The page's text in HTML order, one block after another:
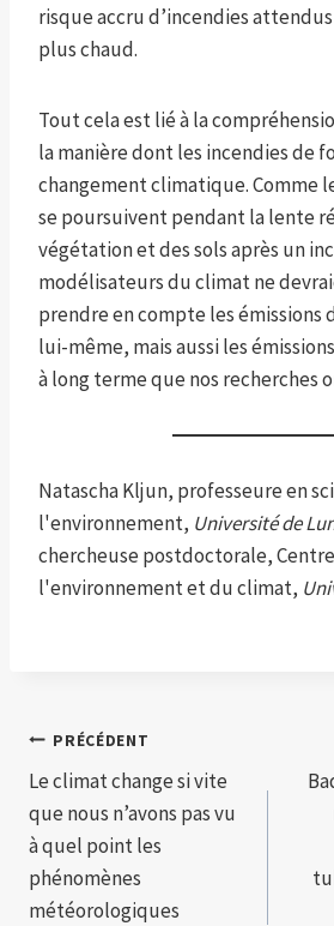
risque accru d’incendies
plus chaud.
Tout cela est lié à la
la manière dont les incendies de
changement climatique. Comme
se poursuivent pendant la lente
végétation et des sols après un
modélisateurs du climat ne
prendre en compte les émissions
lui-même, mais aussi les
à long terme que nos recherches
Natascha Kljun, professeure en
l'environnement, Université de
chercheuse postdoctorale,
l'environnement et du climat,
Navigation
de
l’article
PRÉCÉDENT
Le climat change si vite
que nous n’avons pas vu
à quel point les
phénomènes
météorologiques